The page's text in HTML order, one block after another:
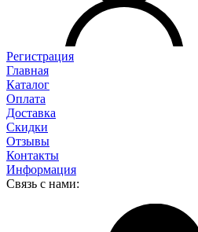
Регистрация
Главная
Каталог
Оплата
Доставка
Скидки
Отзывы
Контакты
Информация
Связь с нами: